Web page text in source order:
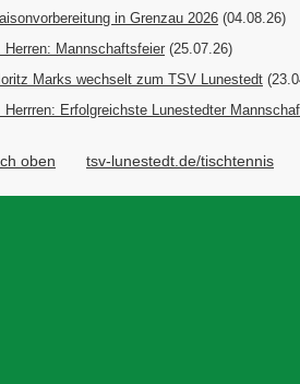
in Grenzau 2026 (04.08.26)
Herren: Mannschaftsfeier (25.07.26)
Marks wechselt zum TSV Lunestedt
Herrren: Erfolgreichste Lunestedter
oben tsv-lunestedt.de/tischtennis